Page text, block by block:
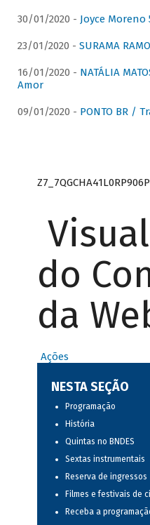
30/01/2020 - Joyce Moreno
23/01/2020 - SURAMA
16/01/2020 - NATÁLIA
Amor
09/01/2020 - PONTO BR /
do
da
Ações
NESTA SEÇÃO
Programação
História
Quintas no BNDES
Sextas instrumentais
Reserva de ingressos
Filmes e festivais de
Receba a